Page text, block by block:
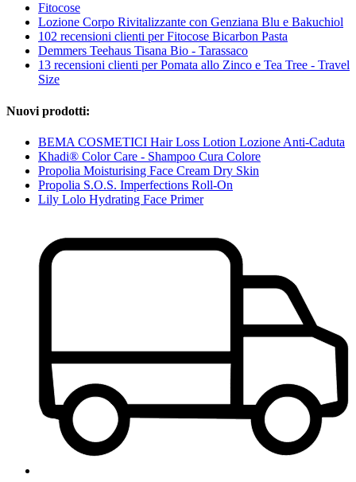
Fitocose
Lozione Corpo Rivitalizzante con Genziana Blu e Bakuchiol
102 recensioni clienti per Fitocose Bicarbon Pasta
Demmers Teehaus Tisana Bio - Tarassaco
13 recensioni clienti per Pomata allo Zinco e Tea Tree - Travel
Size
Nuovi prodotti:
BEMA COSMETICI Hair Loss Lotion Lozione Anti-Caduta
Khadi® Color Care - Shampoo Cura Colore
Propolia Moisturising Face Cream Dry Skin
Propolia S.O.S. Imperfections Roll-On
Lily Lolo Hydrating Face Primer